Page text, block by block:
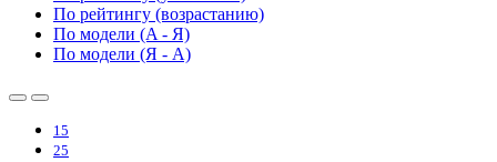
По рейтингу (возрастанию)
По модели (A - Я)
По модели (Я - A)
15
25